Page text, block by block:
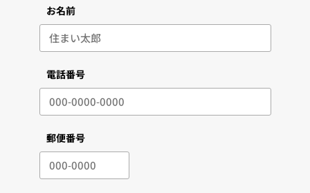
お名前
電話番号
郵便番号